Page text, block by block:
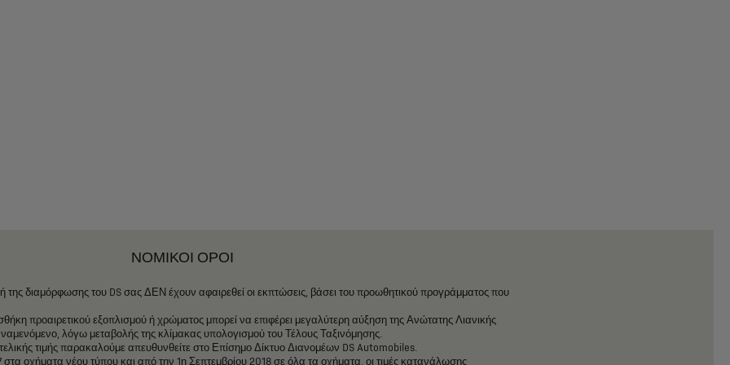
ΝΟΜΙΚΟΙ ΟΡΟΙ
της διαμόρφωσης του DS σας ΔΕΝ έχουν αφαιρεθεί οι εκπτώσεις, βάσει του προωθητικού προγράμματος που
προαιρετικού εξοπλισμού ή χρώματος μπορεί να επιφέρει μεγαλύτερη αύξηση της Ανώτατης Λιανικής
λόγω μεταβολής της κλίμακας υπολογισμού του Τέλους
Ταξινόμησης.
τιμής παρακαλούμε απευθυνθείτε στο Επίσημο Δίκτυο Διανομέων DS Automobiles.
στα οχήματα νέου τύπου και από την 1η Σεπτεμβρίου 2018 σε όλα τα οχήματα, οι τιμές κατανάλωσης